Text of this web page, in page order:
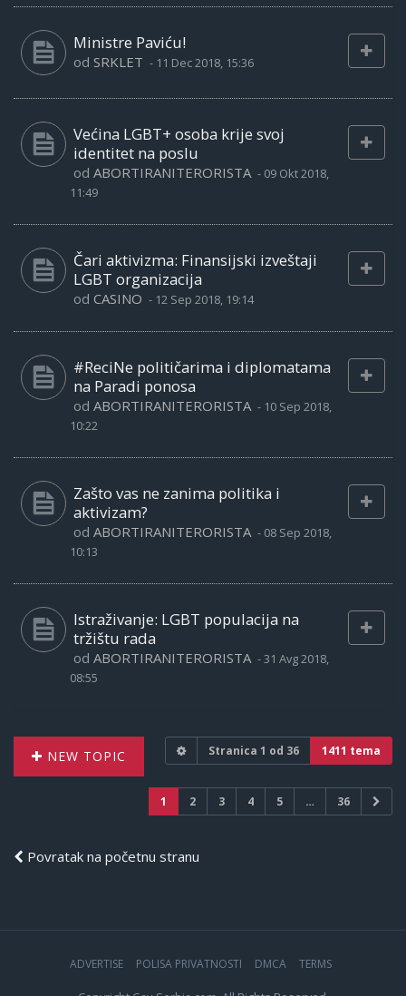
Ministre Paviću!
od SRKLET - 11 Dec 2018, 15:36
Većina LGBT+ osoba krije svoj
identitet na poslu
od ABORTIRANITERORISTA - 09 Okt 2018,
11:49
Čari aktivizma: Finansijski izveštaji
LGBT organizacija
od CASINO - 12 Sep 2018, 19:14
#ReciNe političarima i diplomatama
na Paradi ponosa
od ABORTIRANITERORISTA - 10 Sep 2018,
10:22
Zašto vas ne zanima politika i
aktivizam?
od ABORTIRANITERORISTA - 08 Sep 2018,
10:13
Istraživanje: LGBT populacija na
tržištu rada
od ABORTIRANITERORISTA -31 Avg 2018,
08:55
NEW TOPIC Stranica 1 od 36 1411 tema
1 2 3 4 5 … 36
Povratak na početnu stranu
ADVERTISE POLISA PRIVATNOSTI DMCA TERMS